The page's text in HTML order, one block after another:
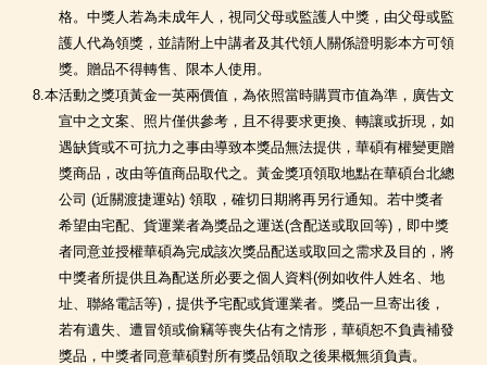
格。中獎人若為未成年人，視同父母或監護人中獎，由父母或監
護人代為領獎，並請附上中講者及其代領人關係證明影本方可領
獎。贈品不得轉售、限本人使用。
8.本活動之獎項黃金一英兩價值，為依照當時購買市值為準，廣告文
宣中之文案、照片僅供參考，且不得要求更換、轉讓或折現，如
遇缺貨或不可抗力之事由導致本獎品無法提供，華碩有權變更贈
獎商品，改由等值商品取代之。黃金獎項領取地點在華碩台北總
公司 (近關渡捷運站) 領取，確切日期將再另行通知。若中獎者
希望由宅配、貨運業者為獎品之運送(含配送或取回等)，即中獎
者同意並授權華碩為完成該次獎品配送或取回之需求及目的，將
中獎者所提供且為配送所必要之個人資料(例如收件人姓名、地
址、聯絡電話等)，提供予宅配或貨運業者。獎品一旦寄出後，
若有遺失、遭冒領或偷竊等喪失佔有之情形，華碩恕不負責補發
獎品，中獎者同意華碩對所有獎品領取之後果概無須負責。